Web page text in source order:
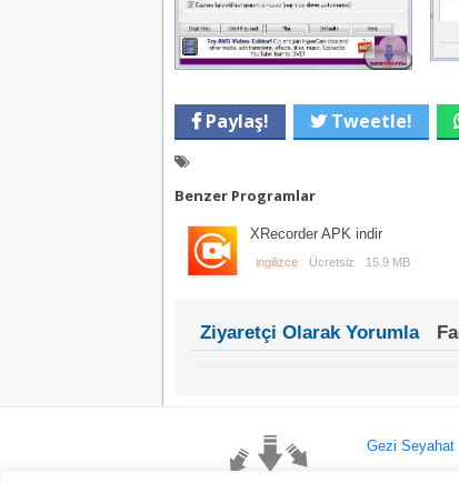
Paylaş! Tweetle!
Benzer Programlar
XRecorder APK indir
ingilizce Ücretsiz 15.9 MB
Ziyaretçi Olarak Yorumla
Gezi Seyahat